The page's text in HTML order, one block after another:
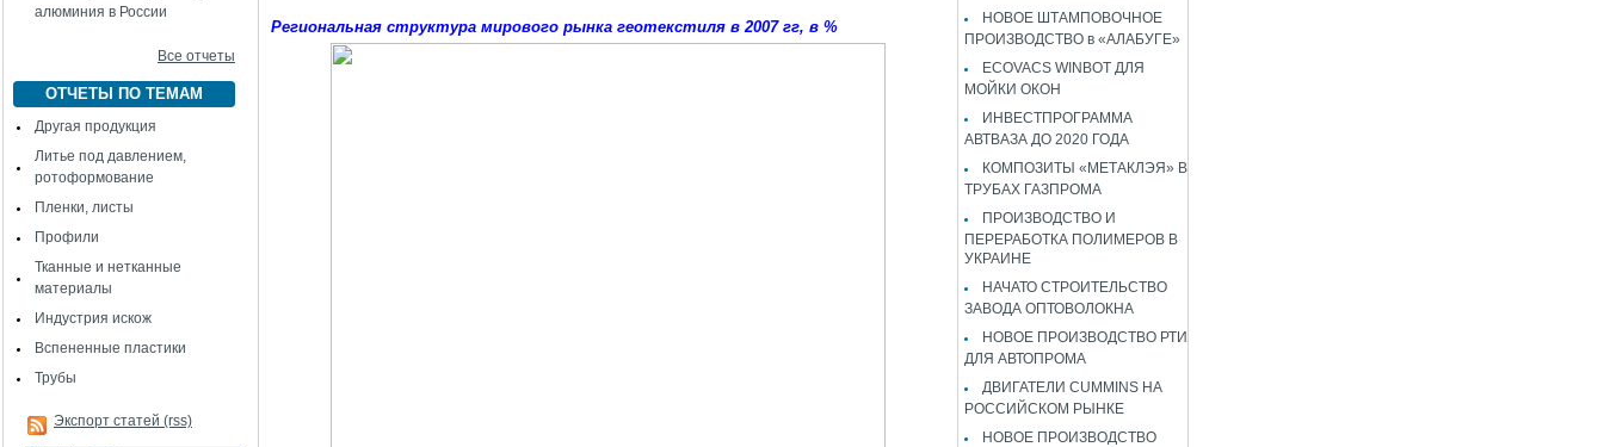
алюминия в России
Все отчеты
ОТЧЕТЫ ПО ТЕМАМ
Другая продукция
Литье под давлением,
ротоформование
Пленки, листы
Профили
Тканные и нетканные
материалы
Индустрия искож
Вспененные пластики
Трубы
Экспорт статей (rss)
Региональная структура мирового рынка геотекстиля в 2007 гг, в % НОВОЕ ШТАМПОВОЧНОЕ
ПРОИЗВОДСТВО в «АЛАБУГЕ»
ECOVACS WINBOT ДЛЯ
МОЙКИ ОКОН
ИНВЕСТПРОГРАММА
АВТВАЗА ДО 2020 ГОДА
КОМПОЗИТЫ «МЕТАКЛЭЯ» В
ТРУБАХ ГАЗПРОМА
ПРОИЗВОДСТВО И
ПЕРЕРАБОТКА ПОЛИМЕРОВ В
УКРАИНЕ
НАЧАТО СТРОИТЕЛЬСТВО
ЗАВОДА ОПТОВОЛОКНА
НОВОЕ ПРОИЗВОДСТВО РТИ
ДЛЯ АВТОПРОМА
ДВИГАТЕЛИ CUMMINS НА
РОССИЙСКОМ РЫНКЕ
НОВОЕ ПРОИЗВОДСТВО